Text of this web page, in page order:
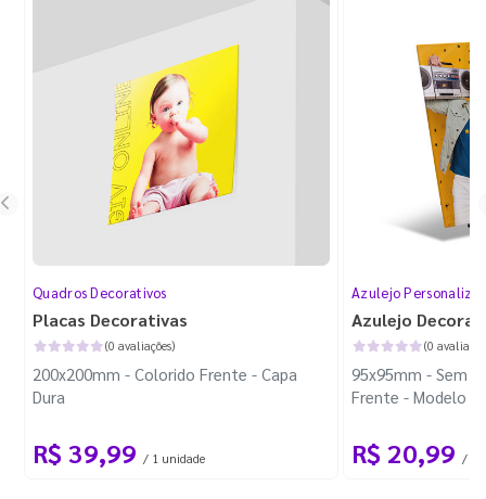
Quadros Decorativos
Placas Decorativas
(0 avaliações)
200x200mm - Colorido Frente - Capa
Dura
R$ 39,99 / 1 unidade
Azulejo
Azulejo
(0
95x95mm - Sem
Frente - Modelo
R$ 20,99 / 1